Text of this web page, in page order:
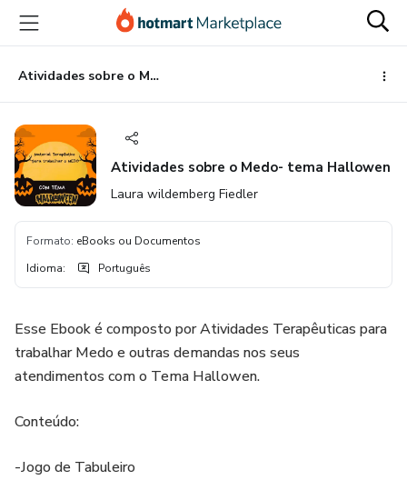
para
conteúdo
principal
para
pagamento
para
rodapé
Atividades sobre o Medo- tema Hallowen
Atividades sobre o Medo- tema Hallowen
Laura wildemberg Fiedler
Formato: eBooks ou Documentos
Idioma: Português
Esse Ebook é composto por Atividades Terapêuticas para
trabalhar Medo e outras demandas nos seus
atendimentos com o Tema Hallowen.
Conteúdo:
-Jogo de Tabuleiro